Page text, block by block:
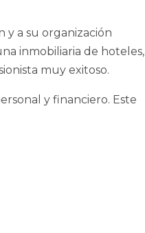
y a su organización
inmobiliaria de hoteles,
muy exitoso.
y financiero. Este